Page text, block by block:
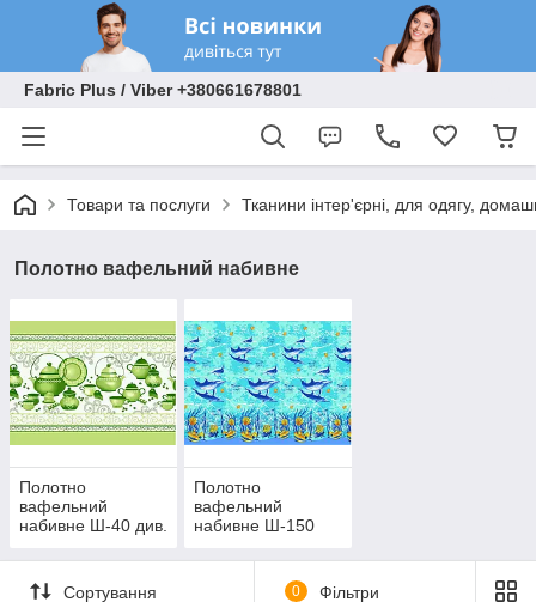
Fabric Plus / Viber +380661678801
Товари та послуги Тканини інтер'єрні, для одягу,
Полотно вафельний набивне
Полотно
вафельний
набивне Ш-40 див.
Полотно
вафельний
набивне Ш-150
Сортування 0 Фільтри